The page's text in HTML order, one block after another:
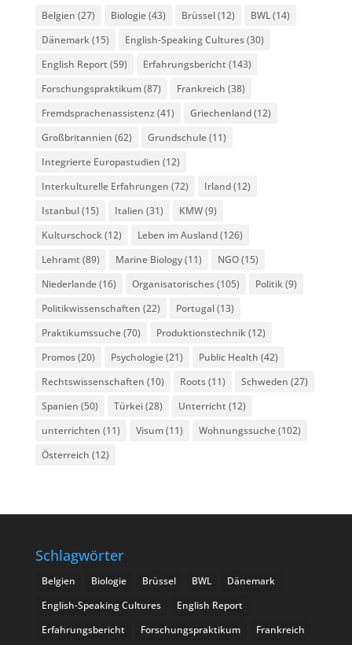
Belgien (27) Biologie(43) Brüssel(12) BWL(14)
Dänemark (15) English-Speaking Cultures(30)
English Report (59) Erfahrungsbericht (143)
Forschungspraktikum(87) Frankreich (38)
Fremdsprachenassistenz(41) Griechenland(12)
Großbritannien (62) Grundschule(11)
Integrierte Europastudien (12)
Interkulturelle Erfahrungen (72) Irland(12)
Istanbul(15) Italien (31) KMW(9)
Kulturschock (12) Leben im Ausland(126)
Lehramt (89) Marine Biology(11) NGO(15)
Niederlande(16) Organisatorisches(105) Politik (9)
Politikwissenschaften (22) Portugal(13)
Praktikumssuche(70) Produktionstechnik (12)
Promos(20) Psychologie(21) Public Health (42)
Rechtswissenschaften (10) Roots(11) Schweden (27)
Spanien (50) Türkei(28) Unterricht (12)
unterrichten (11) Visum(11) Wohnungssuche(102)
Österreich (12)
Schlagwörter
Belgien Biologie Brüssel BWL
Dänemark
English-Speaking Cultures
English Report
Erfahrungsbericht
Forschungspraktikum Frankreich